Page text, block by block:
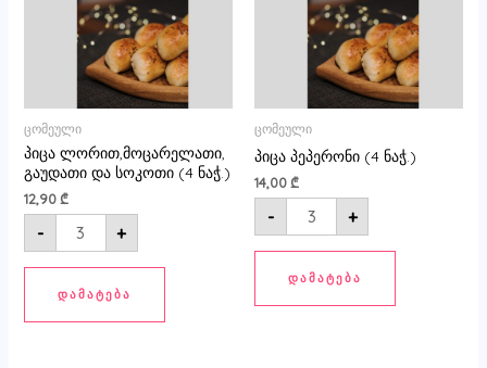
ცომეული
პიცა ლორით,მოცარელათი,
გაუდათი და სოკოთი (4 ნაჭ.)
12,90 ₾
-
ნაჭ.)
+
ᲓᲐᲛᲐᲢᲔᲑᲐ
ცომეული
პიცა პეპერონი (4 ნაჭ.)
14,00 ₾
- +
ᲓᲐᲛᲐᲢᲔᲑᲐ